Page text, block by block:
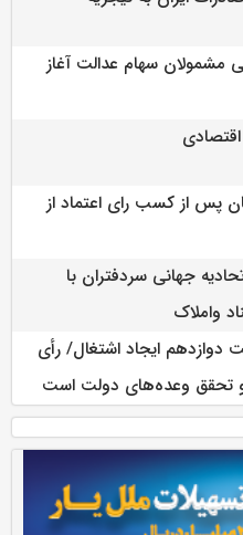
مشمولان سهام عدالت آغاز
پس از کسب رای اعتماد از
جهانی سردفتران با
واملاک
دوازدهم ایجاد اشتغال/ رأی
تحقق وعده‌های دولت است